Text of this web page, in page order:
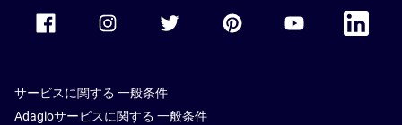
Accor Facebook Accor TwitterAccor PinterestAccor Youtube
Accor
サービスに関する 一般条件
Adagioサービスに関する 一般条件